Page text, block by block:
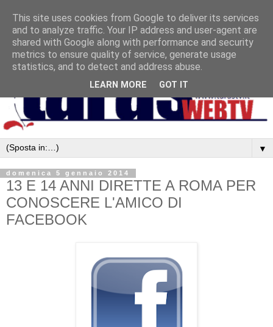
▼
domenica 5 gennaio 2014
13 E 14 ANNI DIRETTE A ROMA PER
CONOSCERE L'AMICO DI
FACEBOOK
This site uses cookies from Google to deliver its services
and to analyze traffic. Your IP address and user-agent are
shared with Google along with performance and security
metrics to ensure quality of service, generate usage
statistics, and to detect and address abuse.
LEARN MORE GOT IT